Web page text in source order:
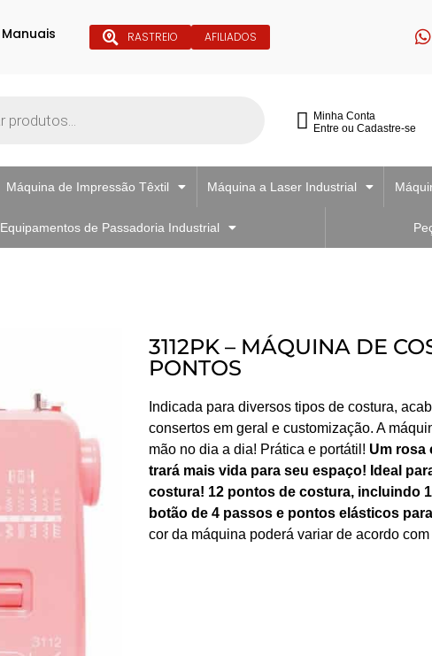
Manuais RASTREIO AFILIADOS
Minha Conta
Entre ou Cadastre-se
Máquina de Impressão Têxtil Máquina a Laser Industrial
Equipamentos de Passadoria Industrial
3112PK – MÁQUINA DE
PONTOS
Indicada para diversos tipos de costura,
consertos em geral e customização. A
mão no dia a dia! Prática e portátil! Um rosa
trará mais vida para seu espaço! Ideal
costura! 12 pontos de costura, incluindo
botão de 4 passos e pontos elásticos
cor da máquina poderá variar de acordo com